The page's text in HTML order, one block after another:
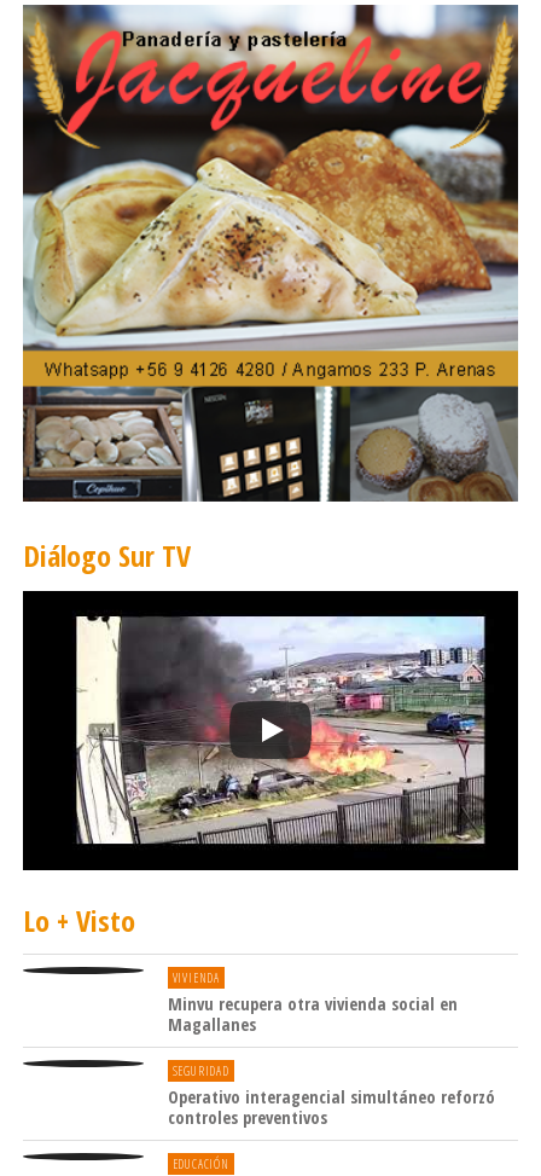
Diálogo Sur TV
Lo + Visto
VIVIENDA
Minvu recupera otra vivienda social en
Magallanes
SEGURIDAD
Operativo interagencial simultáneo reforzó
controles preventivos
EDUCACIÓN